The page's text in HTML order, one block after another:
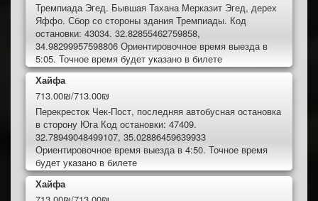
Тремпиада Эгед. Бывшая Тахана Мерказит Эгед, дерех
Яффо. Сбор со стороны здания Тремпиады. Код
остановки: 43034. 32.82855462759858,
34.98299957598806 Ориентировочное время выезда в
5:05. Точное время будет указано в билете
Хайфа
713.00₪/713.00₪
Перекресток Чек-Пост, последняя автобусная остановка
в сторону Юга Код остановки: 47409.
32.78949048499107, 35.02886459639933
Ориентировочное время выезда в 4:50. Точное время
будет указано в билете
Хайфа